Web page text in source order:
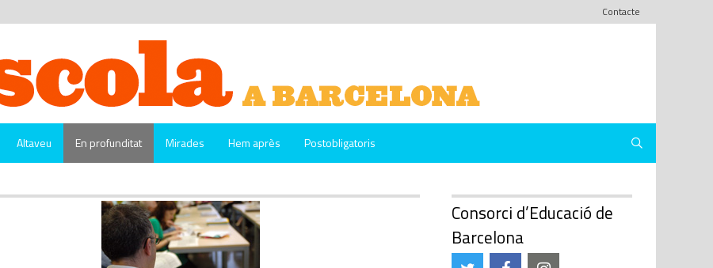
Contacte
Altaveu En profunditat Mirades Hem après Postobligatoris
Consorci d’Educació de
Barcelona